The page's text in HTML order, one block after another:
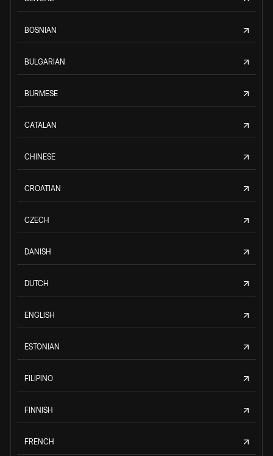
BOSNIAN
BULGARIAN
BURMESE
CATALAN
CHINESE
CROATIAN
CZECH
DANISH
DUTCH
ENGLISH
ESTONIAN
FILIPINO
FINNISH
FRENCH